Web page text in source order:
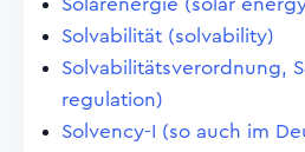
Solarenergie (solar
Solvabilität (solvability)
Solvabilitätsverordnung,
regulation)
Solvency-I (so auch im